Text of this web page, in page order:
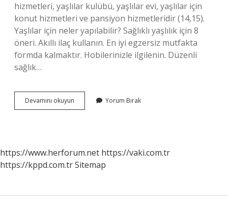
hizmetleri, yaşlılar kulübü, yaşlılar evi, yaşlılar için
konut hizmetleri ve pansiyon hizmetleridir (14,15).
Yaşlılar için neler yapılabilir? Sağlıklı yaşlılık için 8
öneri. Akıllı ilaç kullanın. En iyi egzersiz mutfakta
formda kalmaktır. Hobilerinizle ilgilenin. Düzenli
sağlık…
Devamını okuyun Belediye
Yaşlı
Yapar
Yorum Bırak
https://www.herforum.net https://vaki.com.tr
https://kppd.com.trSitemap